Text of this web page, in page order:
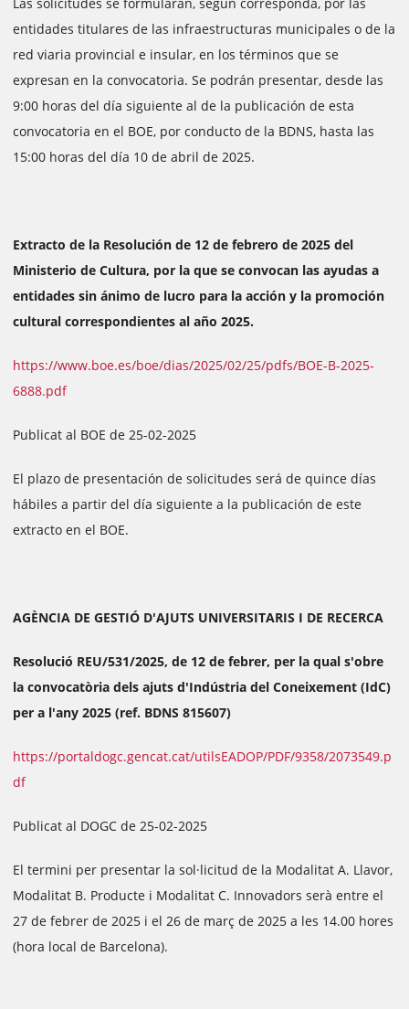
entidades titulares de las infraestructuras municipales o de la
red viaria provincial e insular, en los términos que se
expresan en la convocatoria. Se podrán presentar, desde las
9:00 horas del día siguiente al de la publicación de esta
convocatoria en el BOE, por conducto de la BDNS, hasta las
15:00 horas del día 10 de abril de 2025.
Extracto de la Resolución de 12 de febrero de 2025 del
Ministerio de Cultura, por la que se convocan las ayudas a
entidades sin ánimo de lucro para la acción y la promoción
cultural correspondientes al año 2025.
https://www.boe.es/boe/dias/2025/02/25/pdfs/BOE-B-2025-
6888.pdf
Publicat al BOE de 25-02-2025
El plazo de presentación de solicitudes será de quince días
hábiles a partir del día siguiente a la publicación de este
extracto en el BOE.
AGÈNCIA DE GESTIÓ D'AJUTS UNIVERSITARIS I DE RECERCA
Resolució REU/531/2025, de 12 de febrer, per la qual s'obre
la convocatòria dels ajuts d'Indústria del Coneixement (IdC)
per a l'any 2025 (ref. BDNS 815607)
https://portaldogc.gencat.cat/utilsEADOP/PDF/9358/2073549.p
df
Publicat al DOGC de 25-02-2025
El termini per presentar la sol·licitud de la Modalitat A. Llavor,
Modalitat B. Producte i Modalitat C. Innovadors serà entre el
27 de febrer de 2025 i el 26 de març de 2025 a les 14.00 hores
(hora local de Barcelona).